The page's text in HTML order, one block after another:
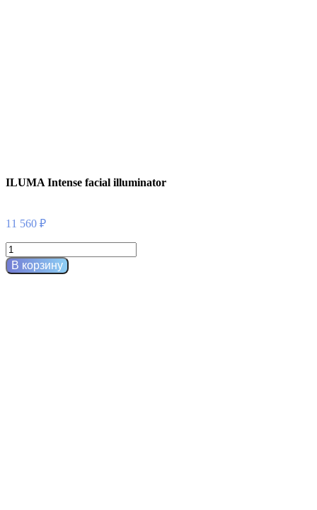
ILUMA Intense facial illuminator
11 560 ₽
Количество
товара
ILUMA
В корзину